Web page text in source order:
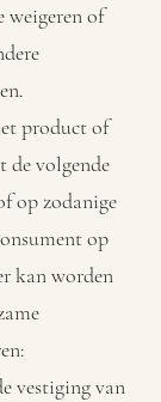
weigeren of
product of
de volgende
op zodanige
op
kan worden
vestiging van